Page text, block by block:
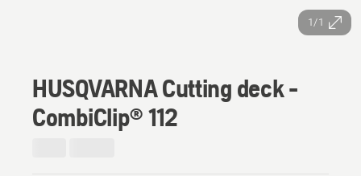
1/1
HUSQVARNA Cutting deck -
CombiClip® 112